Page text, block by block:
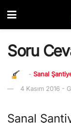
Soru
- Sanal
4 Kasım 2016 -
Sanal